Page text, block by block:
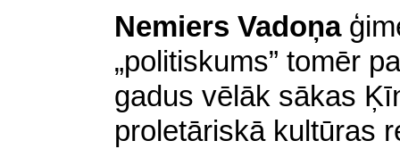
Nemiers Vadoņa
„politiskums” tomēr
gadus vēlāk sākas
proletāriskā kultūras